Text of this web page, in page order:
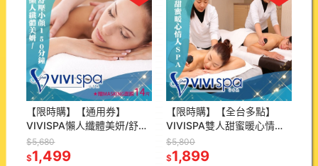
【限時購】【通用券】
VIVISPA懶人纖體美妍/舒壓
小顏150分(2擇1)贈
MASKING面膜14片Ⓗ
$5,680
$1,499
【限時購】【全台多點】
VIVISPA雙人甜蜜暖心情人
SPA 150分鐘Ⓗ
$5,800
$1,899